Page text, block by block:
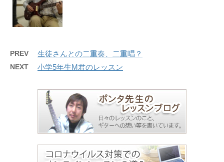
PREV 生徒さんとの二重奏、二重唱？
NEXT 小学5年生M君のレッスン